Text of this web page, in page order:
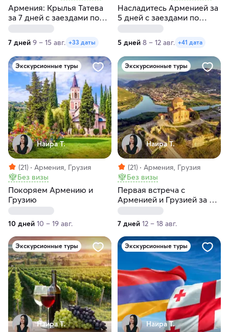
Армения: Крылья Татева
за 7 дней с заездами по
7 дней 9 – 15 авг. +33 даты
Насладитесь Арменией за
5 дней с заездами по
5 дней 8 – 12 авг. +41 дата
Экскурсионные туры
Наира Т.
(21)
Армения, Грузия
Без визы
Покоряем Армению и
Грузию
10 дней 10 – 19 авг.
Экскурсионные туры
Наира Т.
(21)
Армения, Грузия
Без визы
Первая встреча с
Арменией и Грузией за 7
7 дней 12 – 18 авг.
Экскурсионные туры
Наира Т.
Экскурсионные туры
Наира Т.